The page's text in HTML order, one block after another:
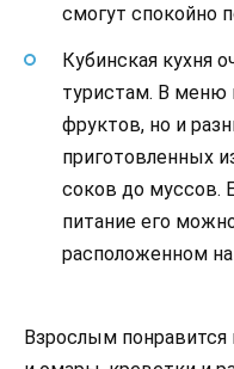
смогут спокойно
Кубинская кухня
туристам. В меню
фруктов, но и
приготовленных
соков до муссов.
питание его
расположенном на
Взрослым